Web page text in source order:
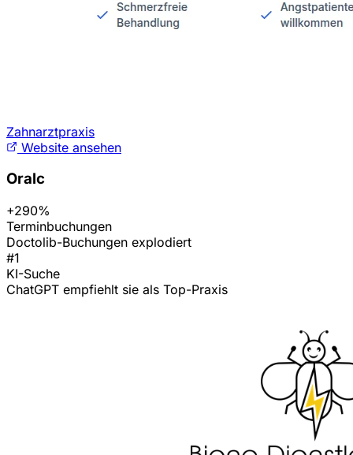
Zahnarztpraxis
Website ansehen
Oralc
+290%
Terminbuchungen
Doctolib-Buchungen explodiert
#1
KI-Suche
ChatGPT empfiehlt sie als Top-Praxis